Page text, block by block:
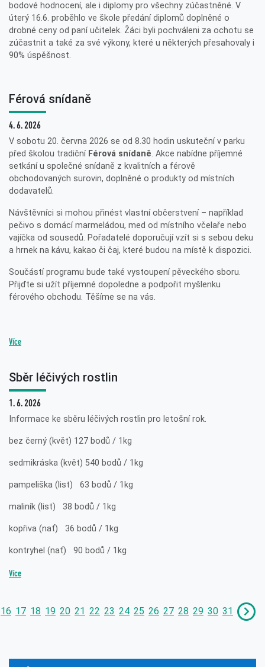
bodové hodnocení, ale i diplomy pro všechny zúčastněné. V
úterý 16.6. proběhlo ve škole předání diplomů doplněné o
drobné ceny od paní učitelek. Žáci byli pochváleni za ochotu se
zúčastnit a také za své výkony, které u některých přesahovaly i
90% úspěšnost.
Férová snídaně
4. 6. 2026
V sobotu 20. června 2026 se od 8.30 hodin uskuteční v parku
před školou tradiční Férová snídaně. Akce nabídne příjemné
setkání u společné snídaně z kvalitních a férově
obchodovaných surovin, doplněné o produkty od místních
dodavatelů.
Návštěvníci si mohou přinést vlastní občerstvení – například
pečivo s domácí marmeládou, med od místního včelaře nebo
vajíčka od sousedů. Pořadatelé doporučují vzít si s sebou deku
a hrnek na kávu, kakao či čaj, které budou na místě k dispozici.
Součástí programu bude také vystoupení pěveckého sboru.
Přijďte si užít příjemné dopoledne a podpořit myšlenku
férového obchodu. Těšíme se na vás.
Více
Sběr léčivých rostlin
1. 6. 2026
Informace ke sběru léčivých rostlin pro letošní rok.
bez černý (květ) 127 bodů / 1kg
sedmikráska (květ) 540 bodů / 1kg
pampeliška (list) 63 bodů / 1kg
maliník (list) 38 bodů / 1kg
kopřiva (nať) 36 bodů / 1kg
kontryhel (nať) 90 bodů / 1kg
Více
16 17 18 19 20 21 22 23 24 25 26 27 28 29 30 31